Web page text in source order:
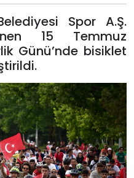
Spor A.Ş.
15 Temmuz
Günü’nde bisiklet